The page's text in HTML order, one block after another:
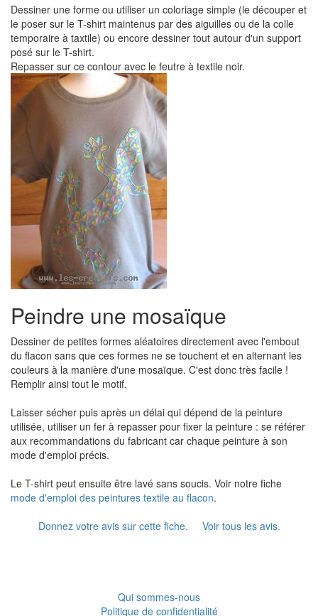
Dessiner une forme ou utiliser un coloriage simple (le découper et
le poser sur le T-shirt maintenus par des aiguilles ou de la colle
temporaire à taxtile) ou encore dessiner tout autour d'un support
posé sur le T-shirt.
Repasser sur ce contour avec le feutre à textile noir.
Peindre une mosaïque
Dessiner de petites formes aléatoires directement avec l'embout
du flacon sans que ces formes ne se touchent et en alternant les
couleurs à la manière d'une mosaïque. C'est donc très facile !
Remplir ainsi tout le motif.
Laisser sécher puis après un délai qui dépend de la peinture
utilisée, utiliser un fer à repasser pour fixer la peinture : se référer
aux recommandations du fabricant car chaque peinture à son
mode d'emploi précis.
Le T-shirt peut ensuite être lavé sans soucis. Voir notre fiche
mode d'emploi des peintures textile au flacon.
Donnez votre avis sur cette fiche.
Voir tous les avis.
Qui sommes-nous
Politique de confidentialité